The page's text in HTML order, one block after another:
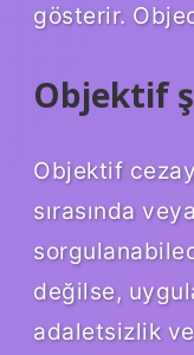
gösterir.
Objektif
Objektif
sırasında
değilse,
adaletsizlik